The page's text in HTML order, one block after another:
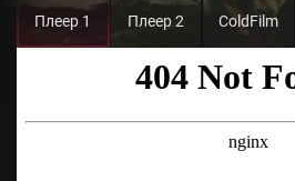
Плеер 1 Плеер 2 ColdFilm